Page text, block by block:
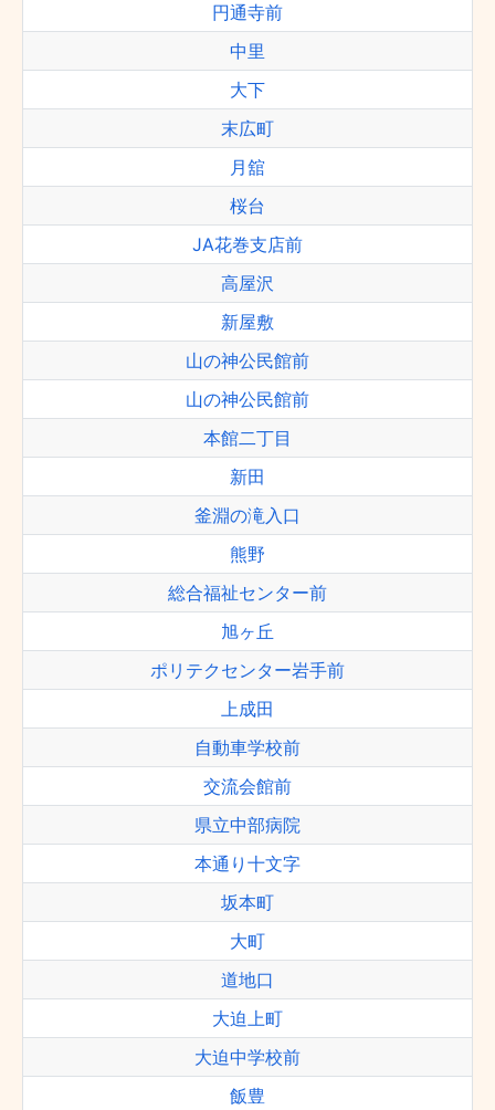
円通寺前
中里
大下
末広町
月舘
桜台
JA花巻支店前
高屋沢
新屋敷
山の神公民館前
山の神公民館前
本館二丁目
新田
釜淵の滝入口
熊野
総合福祉センター前
旭ヶ丘
ポリテクセンター岩手前
上成田
自動車学校前
交流会館前
県立中部病院
本通り十文字
坂本町
大町
道地口
大迫上町
大迫中学校前
飯豊